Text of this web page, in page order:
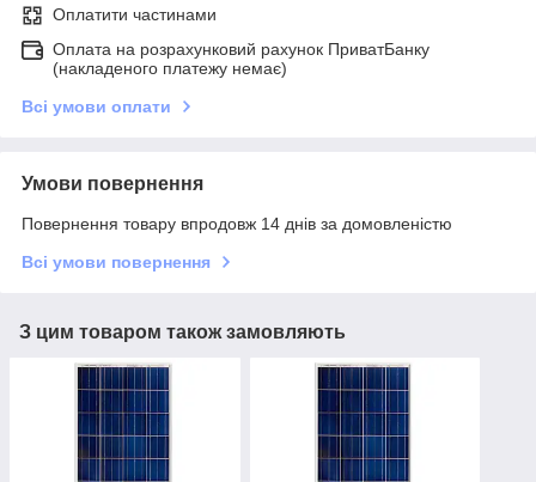
Оплатити частинами
Оплата на розрахунковий рахунок ПриватБанку
(накладеного платежу немає)
Всі умови оплати
Умови повернення
Повернення товару впродовж 14 днів за домовленістю
Всі умови повернення
З цим товаром також замовляють